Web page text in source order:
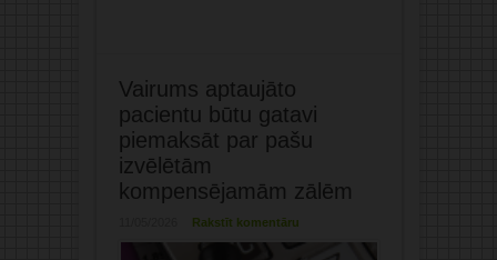
Vairums aptaujāto
pacientu būtu gatavi
piemaksāt par pašu
izvēlētām
kompensējamām zālēm
Rakstīt komentāru